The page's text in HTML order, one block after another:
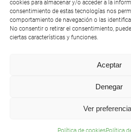
cookies para almacenar y/o acceder a la
consentimiento de estas tecnologías nos
comportamiento de navegación o las
No consentir o retirar el consentimiento,
ciertas características y funciones.
Aceptar
Denegar
Ver
Política de cookiesPolítica
Club Náutico Sevilla © 2021 |